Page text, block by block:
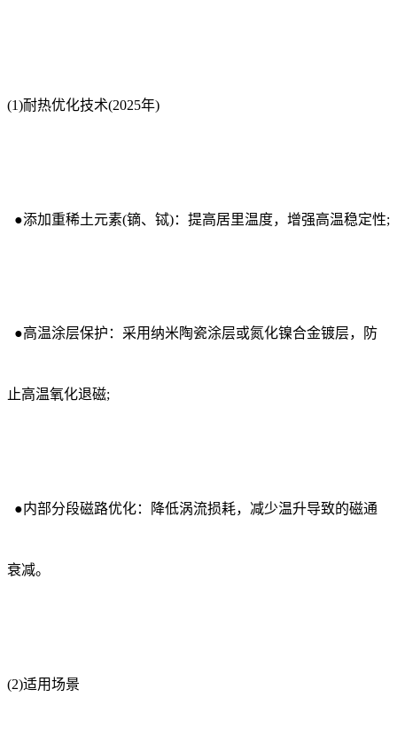
(1)耐热优化技术(2025年)
●添加重稀土元素(镝、铽)：提高居里温度，增强高温稳定性;
●高温涂层保护：采用纳米陶瓷涂层或氮化镍合金镀层，防
止高温氧化退磁;
●内部分段磁路优化：降低涡流损耗，减少温升导致的磁通
衰减。
(2)适用场景